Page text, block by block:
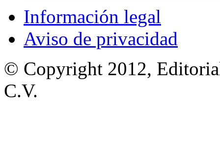
Información legal
Aviso de privacidad
© Copyright 2012,
C.V.